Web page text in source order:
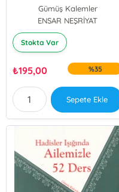
Gümüş Kalemler
ENSAR NEŞRİYAT
Stokta Var
₺195,00 %35
Sepete Ekle